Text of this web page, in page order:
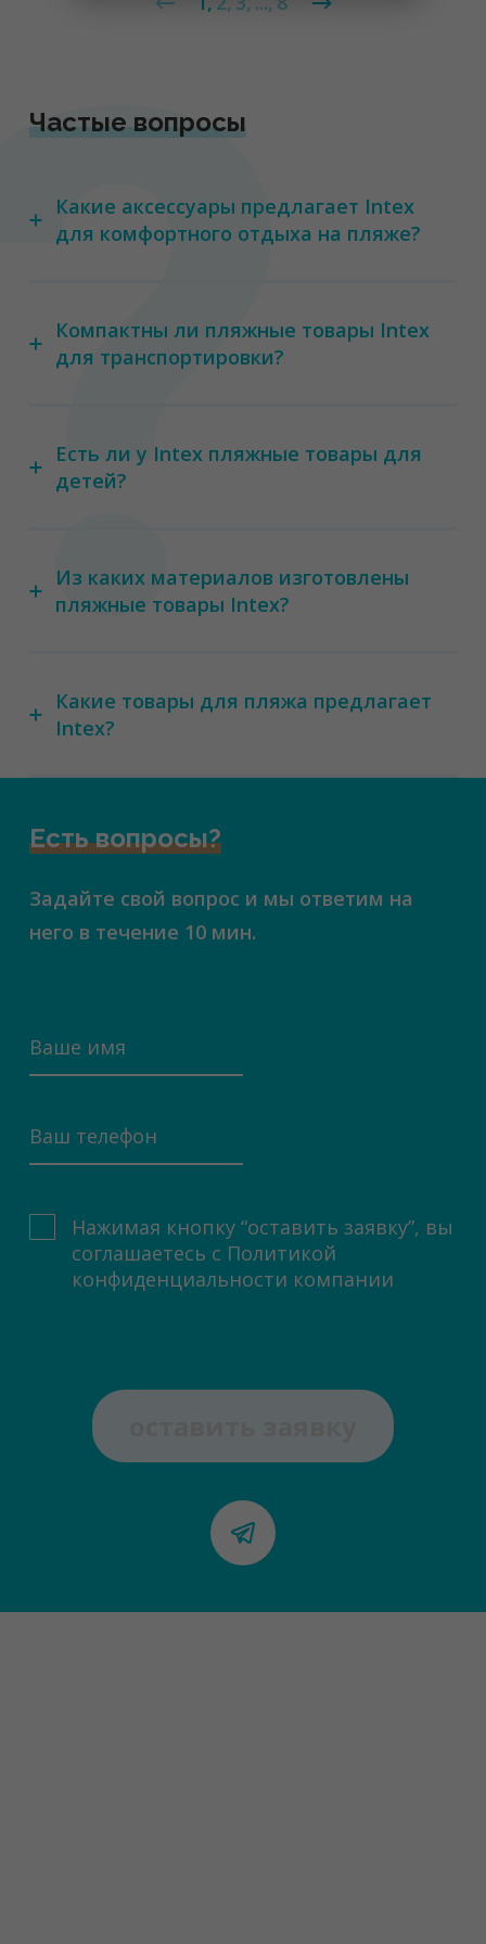
Частые вопросы
Какие аксессуары предлагает Intex
для комфортного отдыха на пляже?
Компактны ли пляжные товары Intex
для транспортировки?
Есть ли у Intex пляжные товары для
детей?
Из каких материалов изготовлены
пляжные товары Intex?
Какие товары для пляжа предлагает
Intex?
Есть вопросы?
Задайте свой вопрос и мы ответим на
него в течение 10 мин.
Нажимая кнопку “оставить заявку”, вы
соглашаетесь с Политикой
конфиденциальности компании